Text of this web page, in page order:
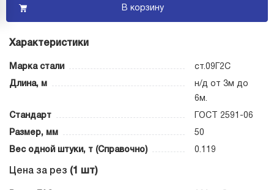
В корзину
Характеристики
Марка стали ст.09Г2С
Длина, м
н/д от 3м до
6м.
Стандарт ГОСТ 2591-06
Размер, мм 50
Вес одной штуки, т (Справочно) 0.119
Цена за рез (1 шт)